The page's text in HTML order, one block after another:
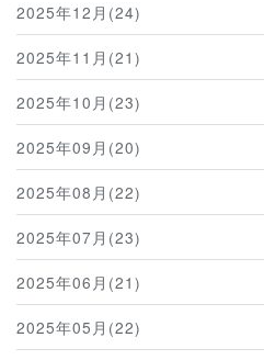
2025年12月(24)
2025年11月(21)
2025年10月(23)
2025年09月(20)
2025年08月(22)
2025年07月(23)
2025年06月(21)
2025年05月(22)